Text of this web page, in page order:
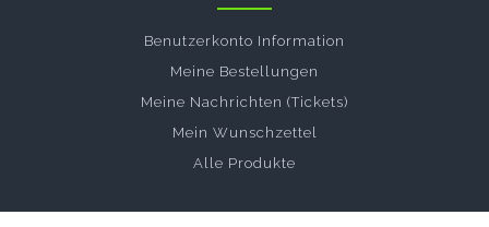
Benutzerkonto Information
Meine Bestellungen
Meine Nachrichten (Tickets)
Mein Wunschzettel
Alle Produkte